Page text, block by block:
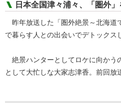
日本全国津々浦々、「圏外
昨年放送した「圏外絶景～北海道
で暮らす人との出会いでデトックス
絶景ハンターとしてロケに向かう
として大忙しな大家志津香。前回放